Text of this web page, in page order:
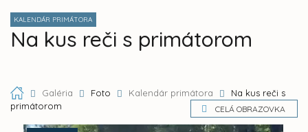
KALENDÁR PRIMÁTORA
Na kus reči s primátorom
Galéria Foto Kalendár primátora
Na kus reči s
primátorom
CELÁ OBRAZOVKA